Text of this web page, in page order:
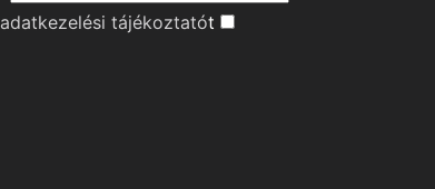
adatkezelési tájékoztatót